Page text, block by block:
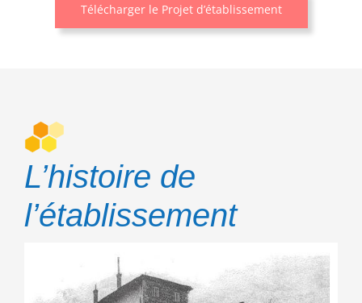
Télécharger le Projet d’établissement
L’histoire de
l’établissement